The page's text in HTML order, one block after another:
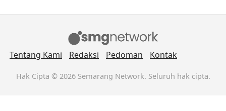
Tentang Kami Redaksi Pedoman Kontak
Hak Cipta © 2026 Semarang Network. Seluruh hak cipta.